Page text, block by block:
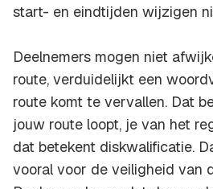
start- en eindtijden wijzigen
Deelnemers mogen niet
route, verduidelijkt een
route komt te vervallen. Dat
jouw route loopt, je van het
dat betekent diskwalificatie.
vooral voor de veiligheid van